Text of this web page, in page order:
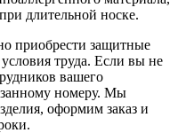
длительной носке.
приобрести защитные
труда. Если вы не
вашего
номеру. Мы
оформим заказ и